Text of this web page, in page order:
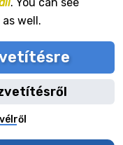
as well.